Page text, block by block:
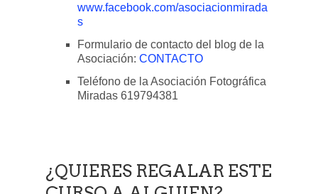
www.facebook.com/asociacionmirada
s
Formulario de contacto del blog de la
Asociación: CONTACTO
Teléfono de la Asociación Fotográfica
Miradas 619794381
¿QUIERES REGALAR ESTE